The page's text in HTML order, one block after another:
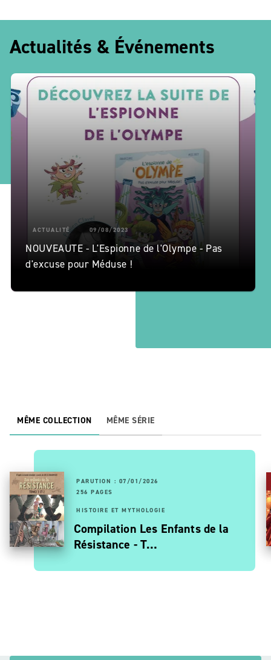
Actualités & Événements
ACTUALITÉ 09/08/2023
NOUVEAUTE - L'Espionne de l'Olympe - Pas
d'excuse pour Méduse !
MÊME COLLECTION MÊME SÉRIE
PARUTION : 07/01/2026
256 PAGES
HISTOIRE ET MYTHOLOGIE
Compilation Les Enfants de la
Résistance - T…